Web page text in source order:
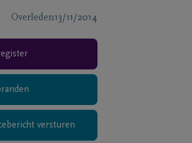
Overleden13/11/2014
versturen